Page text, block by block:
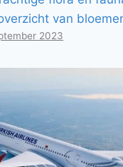
van
2023